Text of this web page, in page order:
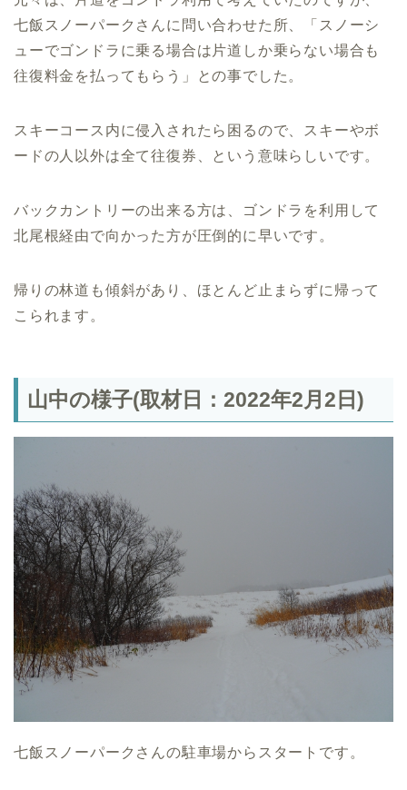
七飯スノーパークさんに問い合わせた所、「スノーシ
ューでゴンドラに乗る場合は片道しか乗らない場合も
往復料金を払ってもらう」との事でした。
スキーコース内に侵入されたら困るので、スキーやボ
ードの人以外は全て往復券、という意味らしいです。
バックカントリーの出来る方は、ゴンドラを利用して
北尾根経由で向かった方が圧倒的に早いです。
帰りの林道も傾斜があり、ほとんど止まらずに帰って
こられます。
山中の様子(取材日：2022年2月2日)
七飯スノーパークさんの駐車場からスタートです。